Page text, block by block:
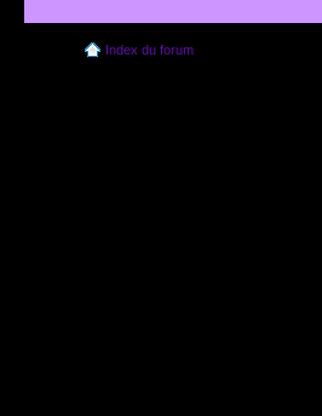
Index du forum